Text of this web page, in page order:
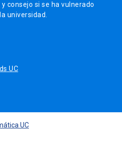
consejo si se ha vulnerado
universidad.
UC
UC